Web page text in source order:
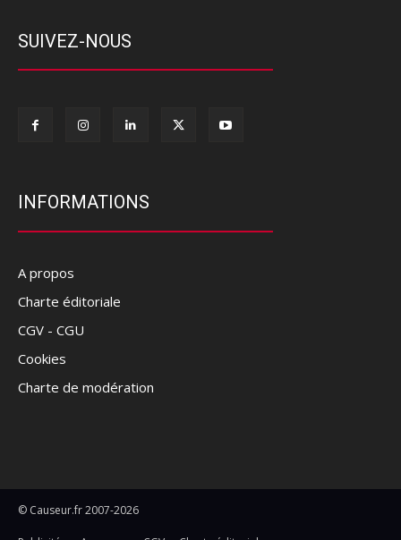
SUIVEZ-NOUS
INFORMATIONS
A propos
Charte éditoriale
CGV - CGU
Cookies
Charte de modération
© Causeur.fr 2007-2026